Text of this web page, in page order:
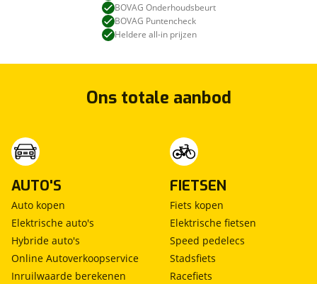
BOVAG Onderhoudsbeurt
BOVAG Puntencheck
Heldere all-in prijzen
Ons totale aanbod
AUTO'S
Auto kopen
Elektrische auto's
Hybride auto's
Online Autoverkoopservice
Inruilwaarde berekenen
FIETSEN
Fiets kopen
Elektrische fietsen
Speed pedelecs
Stadsfiets
Racefiets